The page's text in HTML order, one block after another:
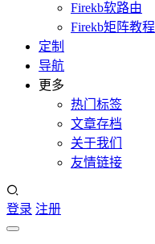
Firekb软路由
Firekb矩阵教程
定制
导航
更多
热门标签
文章存档
关于我们
友情链接
登录 注册